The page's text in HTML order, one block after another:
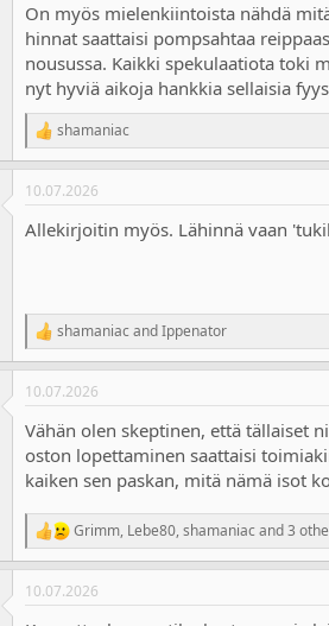
On myös mielenkiintoista nähdä
hinnat saattaisi pompsahtaa
nousussa. Kaikki spekulaatiota toki
nyt hyviä aikoja hankkia sellaisia
R
e
a
c
i
:
shamaniac
10.07.2026
Allekirjoitin myös. Lähinnä vaan
R
e
a
c
i
o
s
:
shamaniacandIppenator
10.07.2026
Vähän olen skeptinen, että tällaiset
oston lopettaminen saattaisi
kaiken sen paskan, mitä nämä isot
R
e
a
c
Grimm, Lebe80, shamaniacand 3
10.07.2026